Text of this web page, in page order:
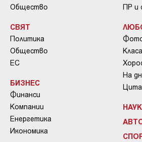
Общество
СВЯТ
Политика
Общество
ЕС
БИЗНЕС
Финанси
Компании
Енергетика
Икономика
ПР и
На